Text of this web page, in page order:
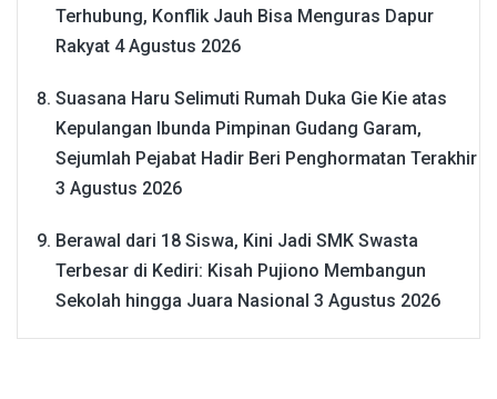
Terhubung, Konflik Jauh Bisa Menguras Dapur
Rakyat 4 Agustus 2026
Suasana Haru Selimuti Rumah Duka Gie Kie atas
Kepulangan Ibunda Pimpinan Gudang Garam,
Sejumlah Pejabat Hadir Beri Penghormatan Terakhir
3 Agustus 2026
Berawal dari 18 Siswa, Kini Jadi SMK Swasta
Terbesar di Kediri: Kisah Pujiono Membangun
Sekolah hingga Juara Nasional 3 Agustus 2026